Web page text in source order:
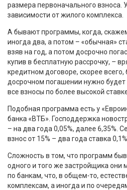
размера первоначального взноса.
зависимости от жилого комплекса.
А бывают программы, когда,
иногда два, а потом – «обычная»
взяв на год, а потом досрочно
купив в бесплатную рассрочку, –
кредитном договоре, скорее всего,
досрочном погашении нужно будет
все взносы по более высокой
Подобная программа есть у
банка «ВТБ». Господдержка
– на два года 0,05%, далее 6,35%.
взнос от 15% – два года ставка
Сложность в том, что программ
одного и того же застройщика они
по банкам, что, в общем-то,
комплексам, а иногда и по